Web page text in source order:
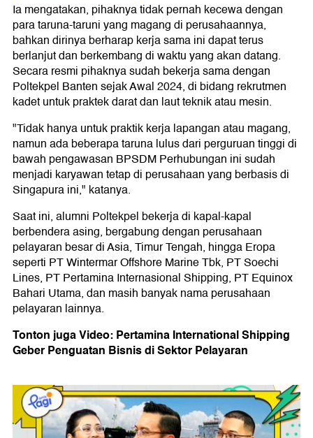
Ia mengatakan, pihaknya tidak pernah kecewa dengan
para taruna-taruni yang magang di perusahaannya,
bahkan dirinya berharap kerja sama ini dapat terus
berlanjut dan berkembang di waktu yang akan datang.
Secara resmi pihaknya sudah bekerja sama dengan
Poltekpel Banten sejak Awal 2024, di bidang rekrutmen
kadet untuk praktek darat dan laut teknik atau mesin.
"Tidak hanya untuk praktik kerja lapangan atau magang,
namun ada beberapa taruna lulus dari perguruan tinggi di
bawah pengawasan BPSDM Perhubungan ini sudah
menjadi karyawan tetap di perusahaan yang berbasis di
Singapura ini," katanya.
Saat ini, alumni Poltekpel bekerja di kapal-kapal
berbendera asing, bergabung dengan perusahaan
pelayaran besar di Asia, Timur Tengah, hingga Eropa
seperti PT Wintermar Offshore Marine Tbk, PT Soechi
Lines, PT Pertamina Internasional Shipping, PT Equinox
Bahari Utama, dan masih banyak nama perusahaan
pelayaran lainnya.
Tonton juga Video: Pertamina International Shipping
GeberPenguatan Bisnis di Sektor Pelayaran